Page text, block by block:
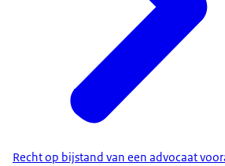
Recht op bijstand van een advocaat